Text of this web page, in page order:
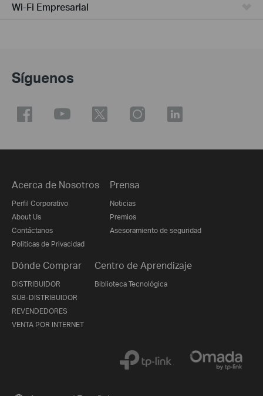
Wi-Fi Empresarial
Síguenos
Acerca de Nosotros
Perfil Corporativo
About Us
Contáctanos
Politicas de Privacidad
Prensa
Noticias
Premios
Asesoramiento de seguridad
Dónde Comprar
DISTRIBUIDOR
SUB-DISTRIBUIDOR
REVENDEDORES
VENTA POR INTERNET
Centro de Aprendizaje
Biblioteca Tecnológica